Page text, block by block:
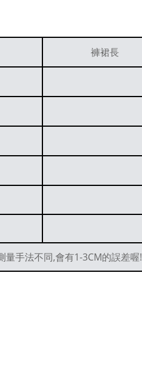
褲裙長
手法不同,會有1-3CM的誤差喔!